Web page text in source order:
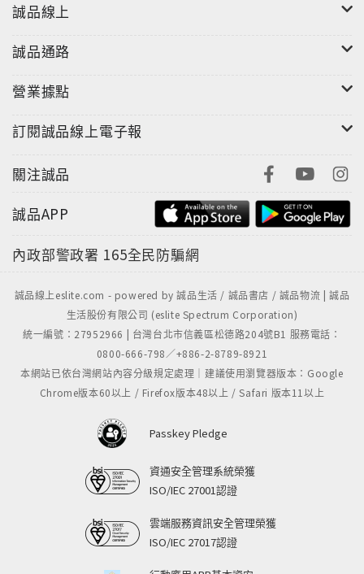
誠品線上
誠品通路
營業據點
訂閱誠品線上電子報
關注誠品
誠品APP
內政部警政署 165全民防騙網
誠品線上eslite.com - powered by 誠品生活 / 誠品書店 / 誠品物流 | 誠品
生活股份有限公司 (eslite Spectrum Corporation)
統一編號：27952966 | 台灣台北市信義區松德路204號B1 服務電話：
0800-666-798／+886-2-8789-8921
本網站已依台灣網站內容分級規定處理｜建議使用瀏覽器版本：Google
Chrome版本60以上 / Firefox版本48以上 / Safari 版本11以上
Passkey Pledge
資通安全管理系統榮獲
ISO/IEC 27001認證
雲端服務資訊安全管理榮獲
ISO/IEC 27017認證